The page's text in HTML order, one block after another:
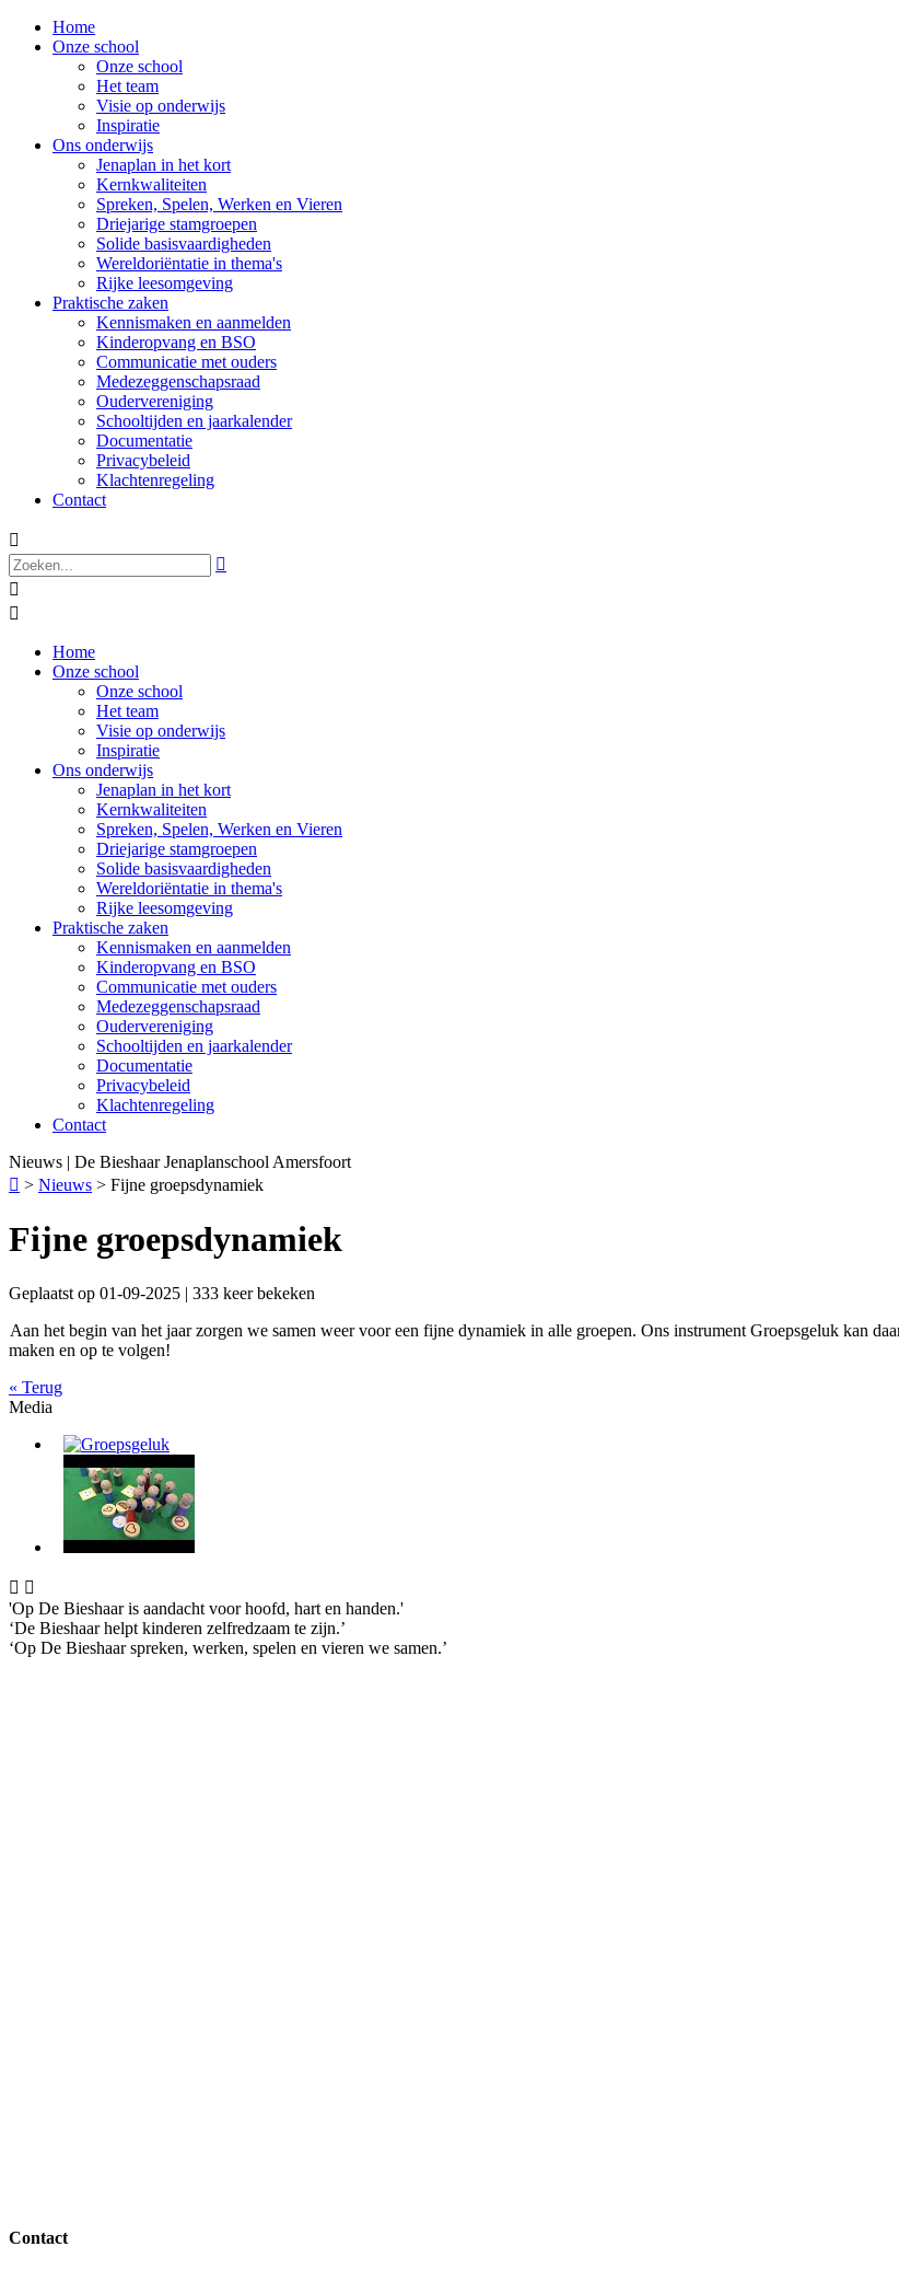
Home
Onze school
Onze school
Het team
Visie op onderwijs
Inspiratie
Ons onderwijs
Jenaplan in het kort
Kernkwaliteiten
Spreken, Spelen, Werken en Vieren
Driejarige stamgroepen
Solide basisvaardigheden
Wereldoriëntatie in thema's
Rijke leesomgeving
Praktische zaken
Kennismaken en aanmelden
Kinderopvang en BSO
Communicatie met ouders
Medezeggenschapsraad
Oudervereniging
Schooltijden en jaarkalender
Documentatie
Privacybeleid
Klachtenregeling
Contact




Home
Onze school
Onze school
Het team
Visie op onderwijs
Inspiratie
Ons onderwijs
Jenaplan in het kort
Kernkwaliteiten
Spreken, Spelen, Werken en Vieren
Driejarige stamgroepen
Solide basisvaardigheden
Wereldoriëntatie in thema's
Rijke leesomgeving
Praktische zaken
Kennismaken en aanmelden
Kinderopvang en BSO
Communicatie met ouders
Medezeggenschapsraad
Oudervereniging
Schooltijden en jaarkalender
Documentatie
Privacybeleid
Klachtenregeling
Contact
Nieuws | De Bieshaar Jenaplanschool Amersfoort
 > Nieuws > Fijne groepsdynamiek
Fijne groepsdynamiek
Geplaatst op 01-09-2025 | 333 keer bekeken
Aan het begin van het jaar zorgen we samen weer voor een fijne dynamiek in alle groepen. Ons instrument Groepsgeluk kan
maken en op te volgen!
« Terug
Media
 
'Op De Bieshaar is aandacht voor hoofd, hart en handen.'
‘De Bieshaar helpt kinderen zelfredzaam te zijn.’
‘Op De Bieshaar spreken, werken, spelen en vieren we samen.’
Contact